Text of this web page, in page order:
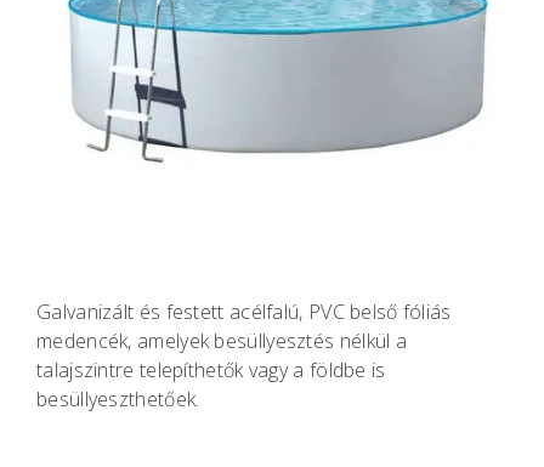
Galvanizált és festett acélfalú, PVC belső fóliás
medencék, amelyek besüllyesztés nélkül a
talajszintre telepíthetők vagy a földbe is
besüllyeszthetőek.